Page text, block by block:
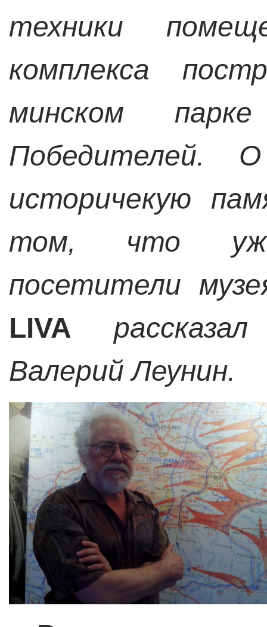
техники
комплекса
минском
Победителей.
историчекую
том, что
посетители
LIVA
Валерий Леунин.